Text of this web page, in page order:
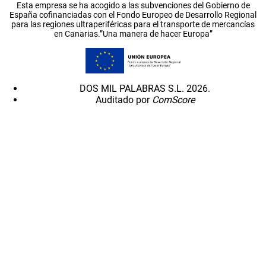
Esta empresa se ha acogido a las subvenciones del Gobierno de
España cofinanciadas con el Fondo Europeo de Desarrollo Regional
para las regiones ultraperiféricas para el transporte de mercancías
en Canarias.”Una manera de hacer Europa”
DOS MIL PALABRAS S.L. 2026.
Auditado por ComScore